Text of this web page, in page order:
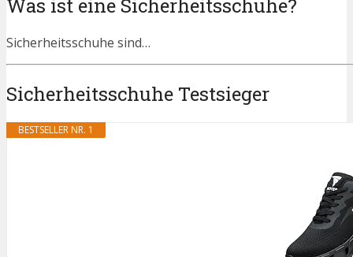
Was ist eine Sicherheitsschuhe?
Sicherheitsschuhe sind…
Sicherheitsschuhe Testsieger
BESTSELLER NR. 1